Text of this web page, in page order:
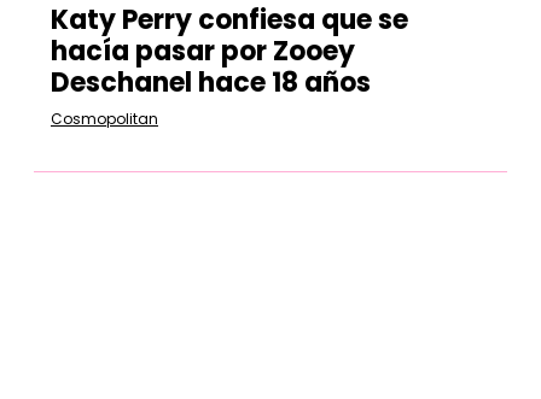
Katy Perry confiesa que se
hacía pasar por Zooey
Deschanel hace 18 años
Cosmopolitan